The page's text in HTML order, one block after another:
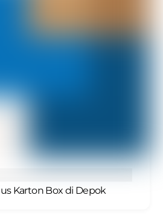
Karton Box di Depok